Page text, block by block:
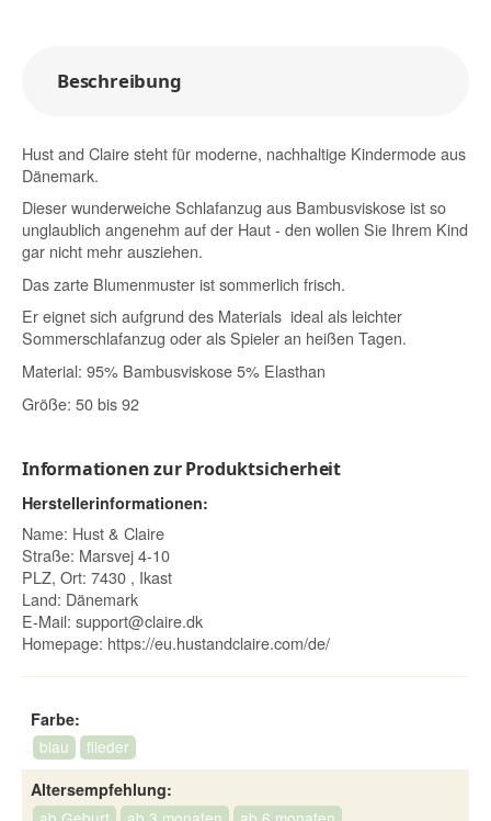
Beschreibung
Hust and Claire steht für moderne, nachhaltige Kindermode aus
Dänemark.
Dieser wunderweiche Schlafanzug aus Bambusviskose ist so
unglaublich angenehm auf der Haut - den wollen Sie Ihrem Kind
gar nicht mehr ausziehen.
Das zarte Blumenmuster ist sommerlich frisch.
Er eignet sich aufgrund des Materials ideal als leichter
Sommerschlafanzug oder als Spieler an heißen Tagen.
Material: 95% Bambusviskose 5% Elasthan
Größe: 50 bis 92
Informationen zur Produktsicherheit
Herstellerinformationen:
Name: Hust & Claire
Straße: Marsvej 4-10
PLZ, Ort: 7430 , Ikast
Land: Dänemark
E-Mail: support@claire.dk
Homepage: https://eu.hustandclaire.com/de/
Farbe:
blau
flieder
Altersempfehlung: